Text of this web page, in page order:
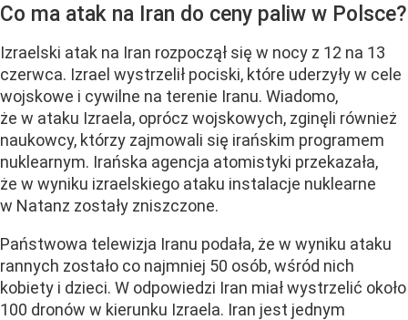
Co ma atak na Iran do ceny paliw w Polsce?
Izraelski atak na Iran rozpoczął się w nocy z 12 na 13
czerwca. Izrael wystrzelił pociski, które uderzyły w cele
wojskowe i cywilne na terenie Iranu. Wiadomo,
że w ataku Izraela, oprócz wojskowych, zginęli również
naukowcy, którzy zajmowali się irańskim programem
nuklearnym. Irańska agencja atomistyki przekazała,
że w wyniku izraelskiego ataku instalacje nuklearne
w Natanz zostały zniszczone.
Państwowa telewizja Iranu podała, że w wyniku ataku
rannych zostało co najmniej 50 osób, wśród nich
kobiety i dzieci. W odpowiedzi Iran miał wystrzelić około
100 dronów w kierunku Izraela. Iran jest jednym